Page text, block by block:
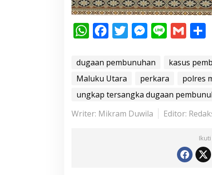
W
at
s
A
p
F
e
b
o
o
T
itt
er
M
ss
e
n
g
er
Li
e
G
ai
l
dugaan pembunuhan
kasus
Maluku Utara
perkara polres
ungkap tersangka dugaan
Writer: Mikram Duwila
Editor: